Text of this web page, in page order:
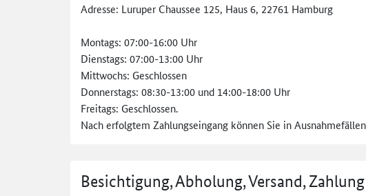
Adresse: Luruper Chaussee 125, Haus 6, 22761 Hamburg
Montags: 07:00-16:00 Uhr
Dienstags: 07:00-13:00 Uhr
Mittwochs: Geschlossen
Donnerstags: 08:30-13:00 und 14:00-18:00 Uhr
Freitags: Geschlossen.
Nach erfolgtem Zahlungseingang können Sie in
Besichtigung, Abholung, Versand, Zahlung